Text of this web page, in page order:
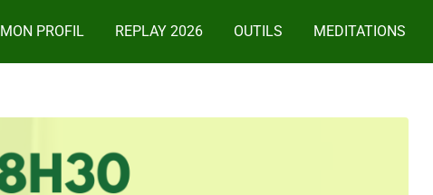
MON PROFIL REPLAY 2026 OUTILS MEDITATIONS